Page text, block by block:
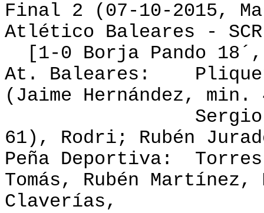
Final 2 (07-10-2015,
Atlético Baleares -
[1-0 Borja Pando 18´,
At. Baleares:
(Jaime Hernández,
Sergio
61), Rodri; Rubén
Peña Deportiva:
Tomás, Rubén Martínez,
Claverías,